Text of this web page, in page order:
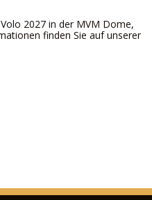
2027 in der MVM Dome,
finden Sie auf unserer